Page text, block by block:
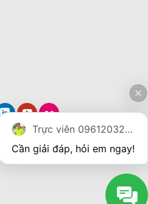
Trực viên 0961203270
Cần giải đáp, hỏi em ngay!